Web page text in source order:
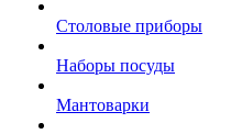
Столовые приборы
Наборы посуды
Мантоварки